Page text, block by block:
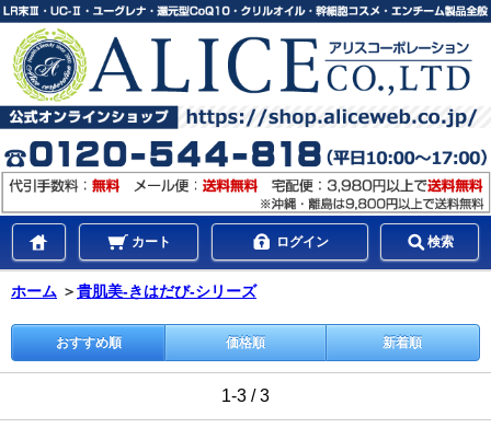
カート ログイン 検索
ホーム ＞貴肌美-きはだび-シリーズ
おすすめ順 価格順 新着順
1-3 / 3